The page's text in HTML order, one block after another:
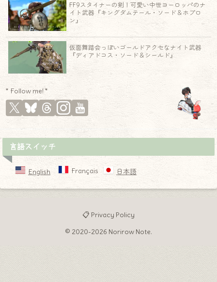
FF9スタイナーの剣！可愛い中世ヨーロッパのナ
イト武器『キングダムテール・ソード＆ホプロ
ン』
仮面舞踏会っぽいゴールドアクセなナイト武器
『ディアドコス・ソード＆シールド』
* Follow me! *
言語スイッチ
English Français 日本語
📋 Privacy Policy
© 2020-2026 Norirow Note.